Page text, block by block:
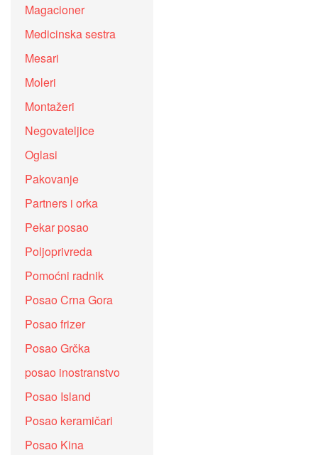
Magacioner
Medicinska sestra
Mesari
Moleri
Montažeri
Negovateljice
Oglasi
Pakovanje
Partners i orka
Pekar posao
Poljoprivreda
Pomoćni radnik
Posao Crna Gora
Posao frizer
Posao Grčka
posao inostranstvo
Posao Island
Posao keramičari
Posao Kina